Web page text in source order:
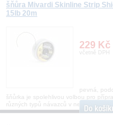
šňůra Mivardi Skinline Strip
15lb 20m
229 Kč
včetně DPH
pevná,
šňůrka je spolehlivou volbou pro
různých typů návazců v nejrůznějších